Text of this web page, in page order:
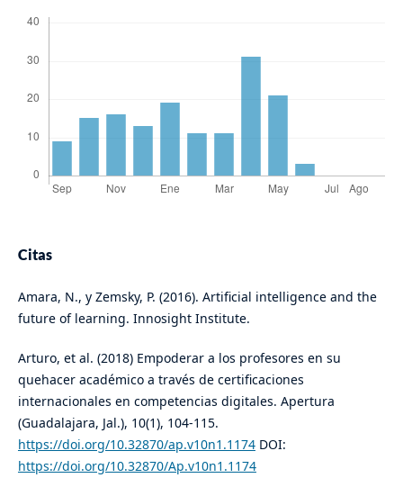
Citas
Amara, N., y Zemsky, P. (2016). Artificial intelligence and the
future of learning. Innosight Institute.
Arturo, et al. (2018) Empoderar a los profesores en su
quehacer académico a través de certificaciones
internacionales en competencias digitales. Apertura
(Guadalajara, Jal.), 10(1), 104-115.
https://doi.org/10.32870/ap.v10n1.1174DOI:
https://doi.org/10.32870/Ap.v10n1.1174